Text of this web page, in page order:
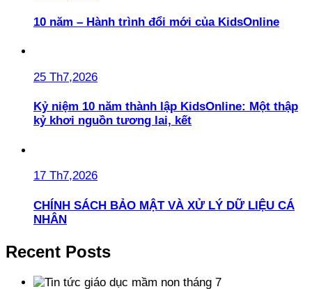
10 năm – Hành trình đổi mới của KidsOnline
25 Th7,2026
Kỷ niệm 10 năm thành lập KidsOnline: Một thập
kỷ khơi nguồn tương lai, kết
17 Th7,2026
CHÍNH SÁCH BẢO MẬT VÀ XỬ LÝ DỮ LIỆU CÁ
NHÂN
Recent Posts